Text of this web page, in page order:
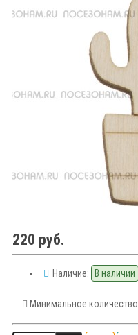
220 руб.
Наличие: В наличии
Минимальное